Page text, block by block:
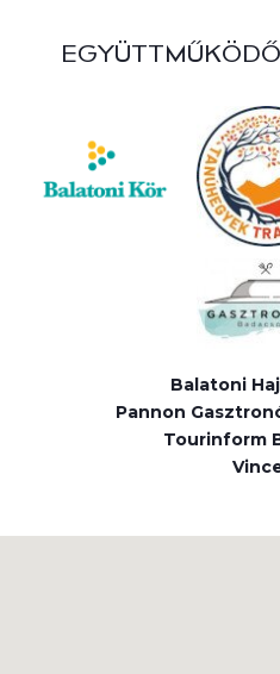
Balatoni
Pannon
Tourinform